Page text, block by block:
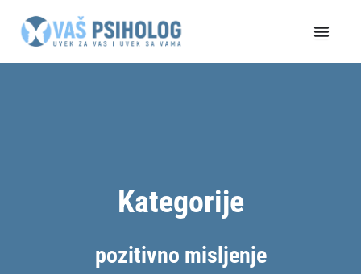
Kategorije
pozitivno misljenje